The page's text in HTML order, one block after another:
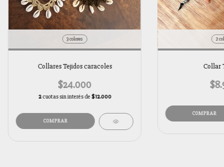
3 colores
Collares Tejidos caracoles
$24.000
2cuotas sin interés de $12.000
COMPRAR
2
Collar
COMPRAR